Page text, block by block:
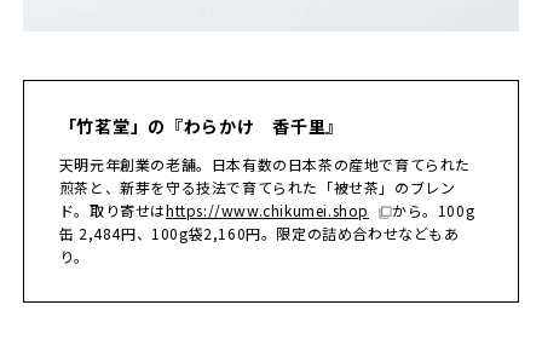
「竹茗堂」の『わらかけ 香千里』
天明元年創業の老舗。日本有数の日本茶の産地で育てられた
煎茶と、新芽を守る技法で育てられた「被せ茶」のブレン
ド。取り寄せはhttps://www.chikumei.shop
から。100g
缶 2,484円、100g袋2,160円。限定の詰め合わせなどもあ
り。